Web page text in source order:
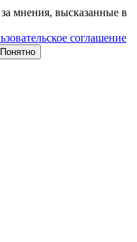
мнения, высказанные в
соглашение
Понятно